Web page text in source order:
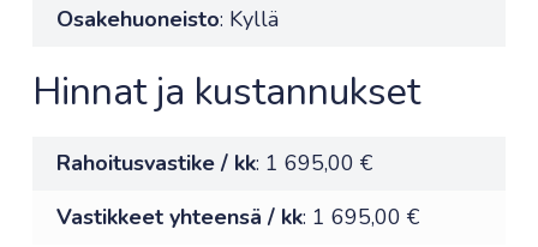
Osakehuoneisto: Kyllä
Hinnat ja kustannukset
Rahoitusvastike / kk: 1 695,00 €
Vastikkeet yhteensä / kk: 1 695,00 €